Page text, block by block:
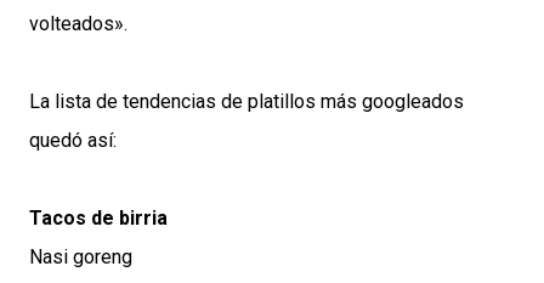
volteados».
La lista de tendencias de platillos más googleados
quedó así:
Tacos de birria
Nasi goreng